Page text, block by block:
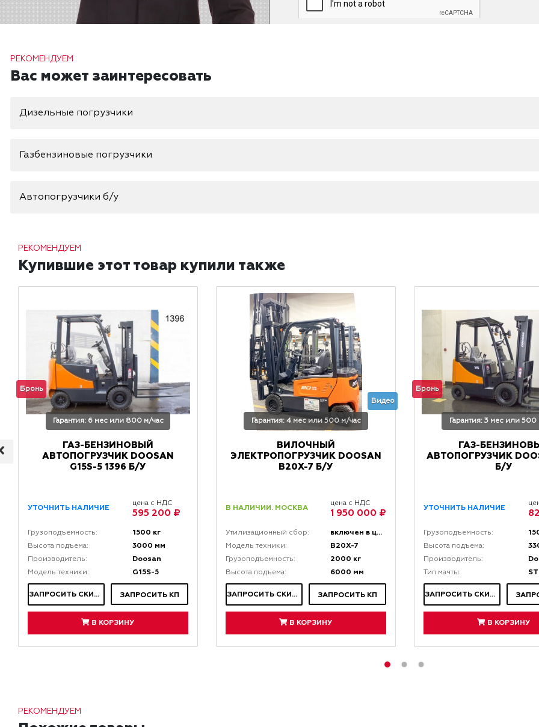
РЕКОМЕНДУЕМ
Вас может заинтересовать
Дизельные погрузчики
Газбензиновые погрузчики
Автопогрузчики б/у
РЕКОМЕНДУЕМ
Купившие этот товар купили также
Бронь
Гарантия: 6 мес или 800 м/час
ГАЗ-БЕНЗИНОВЫЙ
АВТОПОГРУЗЧИК DOOSAN
G15S-5 1396 Б/У
УТОЧНИТЬ НАЛИЧИЕ
цена с НДС
595 200 ₽
Грузоподъемность: 1500 кг
Высота подъема: 3000 мм
Производитель: Doosan
Модель техники: G15S-5
ЗАПРОСИТЬ СКИДКУ ЗАПРОСИТЬ КП
В КОРЗИНУ
Видео
Гарантия: 4 мес или 500 м/час
ВИЛОЧНЫЙ
ЭЛЕКТРОПОГРУЗЧИК DOOSAN
B20X-7 Б/У
В НАЛИЧИИ. МОСКВА
цена с НДС
1 950 000 ₽
Утилизационный сбор: включен в цену
Модель техники: B20X-7
Грузоподъемность: 2000 кг
Высота подъема: 6000 мм
ЗАПРОСИТЬ СКИДКУ ЗАПРОСИТЬ КП
В КОРЗИНУ
Бронь
Гарантия: 3 мес или 500
ГАЗ-
АВТОПОГРУЗЧИК
Б/У
УТОЧНИТЬ НАЛИЧИЕ
Грузоподъемность:
Высота подъема:
Производитель:
Тип мачты:
ЗАПРОСИТЬ СКИДКУ
В КОРЗИНУ
РЕКОМЕНДУЕМ